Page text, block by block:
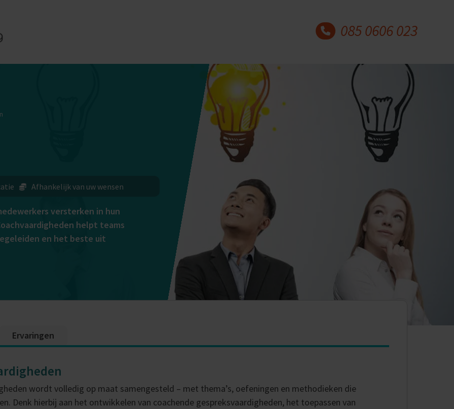
085 0606 023
Afhankelijk van uw wensen
versterken in hun
helpt teams
en het beste uit
Ervaringen
wordt volledig op maat samengesteld – met thema’s, oefeningen en methodieken die
Denk hierbij aan het ontwikkelen van coachende gespreksvaardigheden, het toepassen van